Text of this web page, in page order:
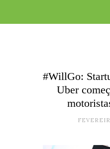
#WillGo:
Uber